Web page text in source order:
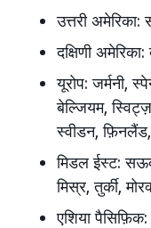
उत्तरी अमेरिका:
दक्षिणी अमेरिका:
यूरोप: जर्मनी,
बेल्जियम,
स्वीडन,
मिडल ईस्ट:
मिस्र, तुर्की,
एशिया पैसिफ़िक: